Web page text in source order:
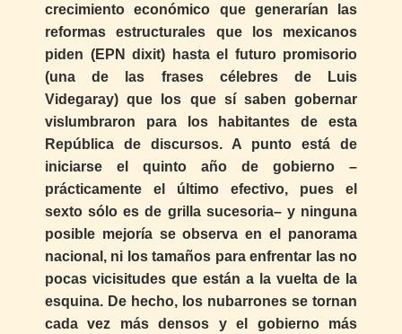
crecimiento económico que generarían las
reformas estructurales que los mexicanos
piden (EPN dixit) hasta el futuro promisorio
(una de las frases célebres de Luis
Videgaray) que los que sí saben gobernar
vislumbraron para los habitantes de esta
República de discursos. A punto está de
iniciarse el quinto año de gobierno –
prácticamente el último efectivo, pues el
sexto sólo es de grilla sucesoria– y ninguna
posible mejoría se observa en el panorama
nacional, ni los tamaños para enfrentar las no
pocas vicisitudes que están a la vuelta de la
esquina. De hecho, los nubarrones se tornan
cada vez más densos y el gobierno más